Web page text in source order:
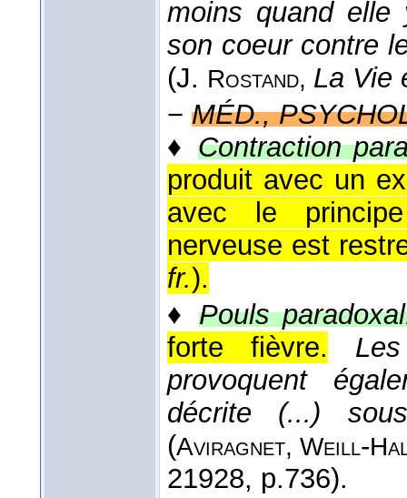
moins quand
son coeur contre
(J. Rostand, La Vie
− MÉD.,
♦ Contraction
produit avec un
avec le
nerveuse est
fr.).
♦ Pouls
forte fièvre.
provoquent
décrite (...)
(Aviragnet, Weill-
21928, p.736).